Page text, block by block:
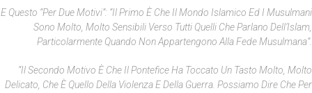
E Questo “per Due Motivi”: “il Primo È Che Il Mondo Islamico Ed I Musulmani
Sono Molto, Molto Sensibili Verso Tutti Quelli Che Parlano Dell’Islam,
Particolarmente Quando Non Appartengono Alla Fede Musulmana”.
“Il Secondo Motivo È Che Il Pontefice Ha Toccato Un Tasto Molto, Molto
Delicato, Che È Quello Della Violenza E Della Guerra. Possiamo Dire Che Per